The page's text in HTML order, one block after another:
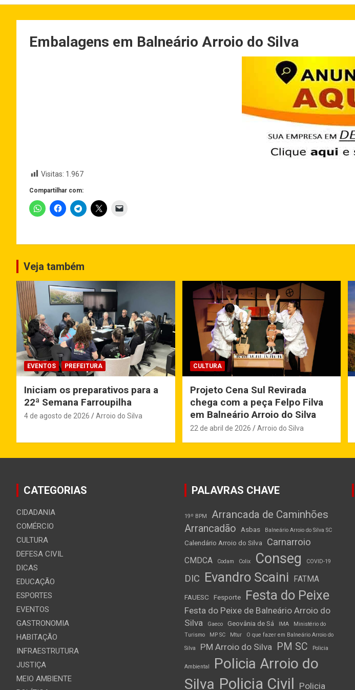
Embalagens em Balneário Arroio do Silva
Visitas: 1.967
Compartilhar com:
Veja também
EVENTOS PREFEITURA
Iniciam os preparativos para a
22ª Semana Farroupilha
4 de agosto de 2026 Arroio do Silva
CULTURA
Projeto Cena Sul Revirada
chega com a peça Felpo Filva
em Balneário Arroio do Silva
22 de abril de 2026 Arroio do Silva
CATEGORIAS
CIDADANIA
COMÉRCIO
CULTURA
DEFESA CIVIL
DICAS
EDUCAÇÃO
ESPORTES
EVENTOS
GASTRONOMIA
HABITAÇÃO
INFRAESTRUTURA
JUSTIÇA
MEIO AMBIENTE
PALAVRAS CHAVE
19º BPM Arrancada de Caminhões
Arrancadão Asbas Balneário Arroio do Silva SC
Calendário Arroio do Silva Carnarroio
CMDCA Codam Colix Conseg COVID-19
DIC Evandro Scaini FATMA
FAUESC Fesporte Festa do Peixe
Festa do Peixe de Balneário Arroio do
Silva
Gaeco Geovânia de Sá IMA
Ministério do
Turismo
MP SC Mtur
O que fazer em Balneário Arroio do
Silva
PM Arroio do Silva PM SC Policia
Ambiental
Policia Arroio do
Silva Policia Civil Policia